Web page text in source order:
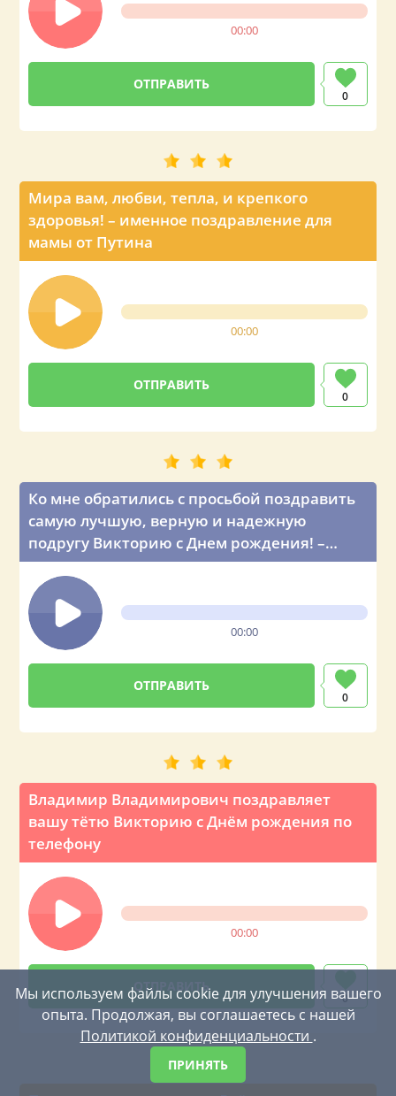
00:00
0
Мира вам, любви, тепла, и крепкого
здоровья! – именное поздравление для
мамы от Путина
00:00
0
Ко мне обратились с просьбой поздравить
самую лучшую, верную и надежную
подругу Викторию с Днем рождения! –
голосовое поздравление от главы
государства
00:00
0
Владимир Владимирович поздравляет
вашу тётю Викторию с Днём рождения по
телефону
00:00
0
Мы используем файлы cookie для улучшения вашего
опыта. Продолжая, вы соглашаетесь с нашей
Политикой конфиденциальности .
ПРИНЯТЬ